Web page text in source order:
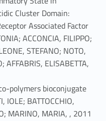
Cluster Domain:
Associated Factor
ACCONCIA, FILIPPO;
STEFANO; NOTO,
AFFABRIS, ELISABETTA,
polymers bioconjugate
BATTOCCHIO,
MARINO, MARIA, , 2011